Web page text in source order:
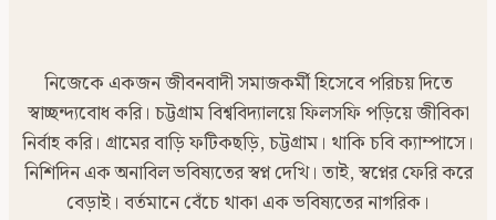
নিজেকে একজন জীবনবাদী সমাজকর্মী হিসেবে পরিচয় দিতে
স্বাচ্ছন্দ্যবোধ করি। চট্টগ্রাম বিশ্ববিদ্যালয়ে ফিলসফি পড়িয়ে জীবিকা
নির্বাহ করি। গ্রামের বাড়ি ফটিকছড়ি, চট্টগ্রাম। থাকি চবি ক্যাম্পাসে।
নিশিদিন এক অনাবিল ভবিষ্যতের স্বপ্ন দেখি। তাই, স্বপ্নের ফেরি করে
বেড়াই। বর্তমানে বেঁচে থাকা এক ভবিষ্যতের নাগরিক।